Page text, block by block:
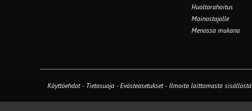
Huoltorahoitus
Mainostajalle
Menossa mukana
Käyttöehdot - Tietosuoja -Evästeasetukset- Ilmoita laittomasta sisällöstä